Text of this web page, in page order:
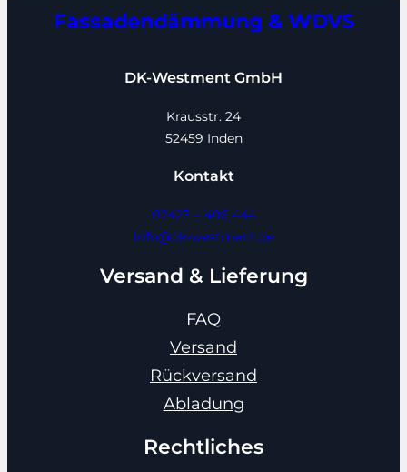
Fassadendämmung & WDVS
DK-Westment GmbH
Krausstr. 24
52459 Inden
Kontakt
02423 – 406 444
info@dk-westment.de
Versand & Lieferung
FAQ
Versand
Rückversand
Abladung
Rechtliches